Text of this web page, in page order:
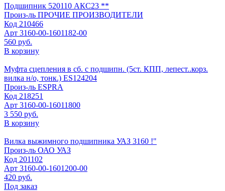
Подшипник 520110 АКС23 **
Произ-ль ПРОЧИЕ ПРОИЗВОДИТЕЛИ
Код 210466
Арт 3160-00-1601182-00
560 руб.
В корзину
Муфта сцепления в сб. с подшипн. (5ст. КПП, лепест..корз.
вилка н/о, тонк.) ES124204
Произ-ль ESPRA
Код 218251
Арт 3160-00-16011800
3 550 руб.
В корзину
Вилка выжимного подшипника УАЗ 3160 !"
Произ-ль ОАО УАЗ
Код 201102
Арт 3160-00-1601200-00
420 руб.
Под заказ